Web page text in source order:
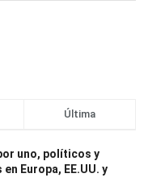
Última
uno, políticos y
Europa, EE.UU. y